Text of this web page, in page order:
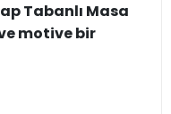
Tabanlı Masa
motive bir